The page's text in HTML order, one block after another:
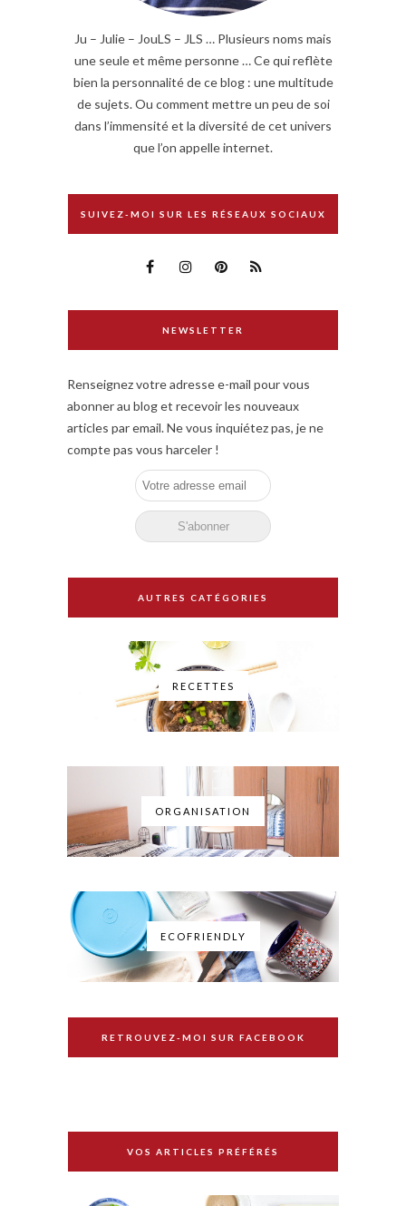
Ju – Julie – JouLS – JLS … Plusieurs noms mais
une seule et même personne … Ce qui reflète
bien la personnalité de ce blog : une multitude
de sujets. Ou comment mettre un peu de soi
dans l’immensité et la diversité de cet univers
que l’on appelle internet.
SUIVEZ-MOI SUR LES RÉSEAUX SOCIAUX
NEWSLETTER
Renseignez votre adresse e-mail pour vous
abonner au blog et recevoir les nouveaux
articles par email. Ne vous inquiétez pas, je ne
compte pas vous harceler !
AUTRES CATÉGORIES
RECETTES
ORGANISATION
ECOFRIENDLY
RETROUVEZ-MOI SUR FACEBOOK
VOS ARTICLES PRÉFÉRÉS